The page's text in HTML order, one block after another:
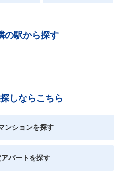
の駅から探す
しならこちら
ンションを探す
パートを探す